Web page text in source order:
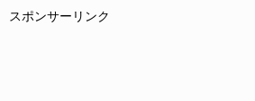
スポンサーリンク